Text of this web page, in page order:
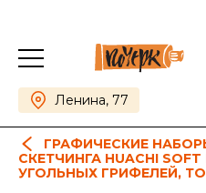
Ленина, 77
ГРАФИЧЕСКИЕ
СКЕТЧИНГА HUACHI
УГОЛЬНЫХ ГРИФЕЛЕЙ,